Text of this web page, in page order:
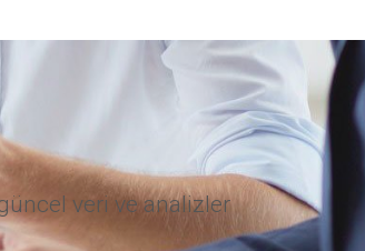
veri ve analizler